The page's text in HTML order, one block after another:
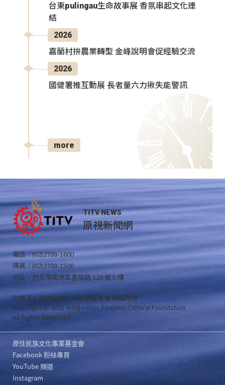
台東pulingau生命故事展 香氛串起文化連
結
2026
嘉蘭村拚農業轉型 金峰說明會促經驗交流
2026
國健署推互動展 長者量六力揪失能警訊
more
TITV NEWS
原視新聞網
電話：(02)2788-1600
傳真：(02)2788-1500
地址：台北市南港區重陽路 120 號 5 樓
財團法人原住民族文化事業基金會 版權所有
Copyright © 2021 Indigenous Peoples Cultural Foundation
All Rights Reserved .
原住民族文化事業基金會
Facebook 粉絲專頁
YouTube 頻道
Instagram